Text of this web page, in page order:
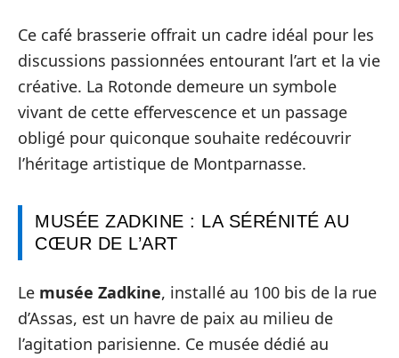
Ce café brasserie offrait un cadre idéal pour les
discussions passionnées entourant l’art et la vie
créative. La Rotonde demeure un symbole
vivant de cette effervescence et un passage
obligé pour quiconque souhaite redécouvrir
l’héritage artistique de Montparnasse.
MUSÉE ZADKINE : LA SÉRÉNITÉ AU
CŒUR DE L’ART
Le musée Zadkine, installé au 100 bis de la rue
d’Assas, est un havre de paix au milieu de
l’agitation parisienne. Ce musée dédié au